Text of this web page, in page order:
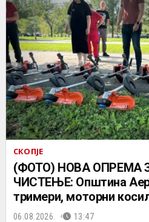
СКОПЈЕ
(ФОТО) НОВА ОПРЕМА
ЧИСТЕЊЕ: Општина
тримери, моторни
06.08.2026. 13:47